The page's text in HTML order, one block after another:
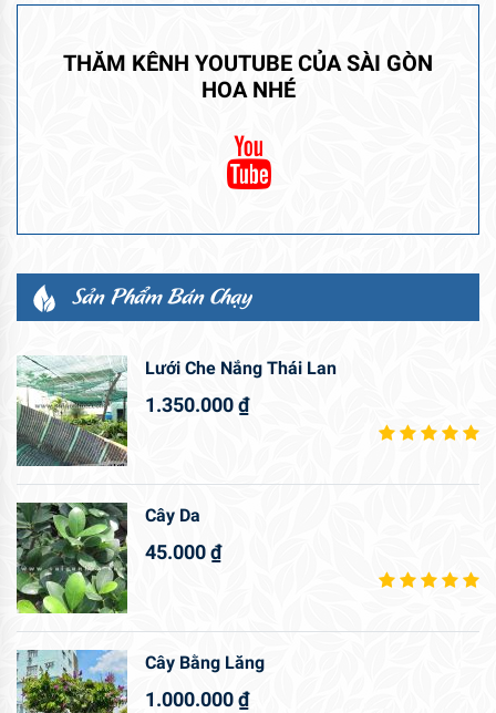
THĂM KÊNH YOUTUBE CỦA SÀI GÒN
HOA NHÉ
Sản Phẩm Bán Chạy
Lưới Che Nắng Thái Lan
1.350.000₫
Cây Da
45.000₫
Cây Bằng Lăng
1.000.000₫